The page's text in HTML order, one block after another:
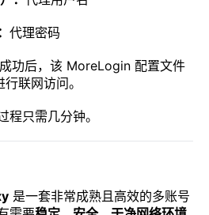
代理密码
功后，该 MoreLogin 配置文件
行联网访问。
程只需几分钟。
是一套非常成熟且高效的多账号